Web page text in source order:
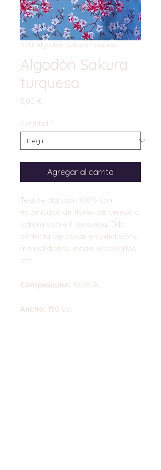
SKU: Algodón Sakura turquesa
Algodón Sakura
turquesa
3,00 €
Cantidad *
Agregar al carrito
Tela de algodón 100% con
estampado de flores de cerezo o
sakura sobre f. turquesa. Tela
perfecta para usar en patchwork,
manualidades, moda, accesorios,
etc.
Composición: 100% Al.
Ancho: 150 cm